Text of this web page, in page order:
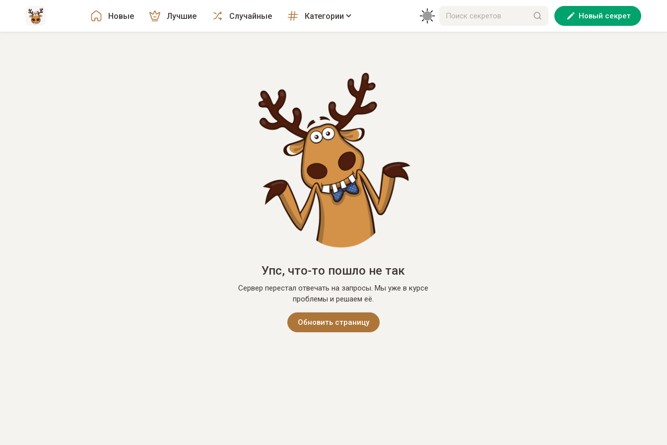
Новые Лучшие Случайные Категории Новый секрет
Упс, что-то пошло не так
Сервер перестал отвечать на запросы. Мы уже в курсе
проблемы и решаем её.
Обновить страницу